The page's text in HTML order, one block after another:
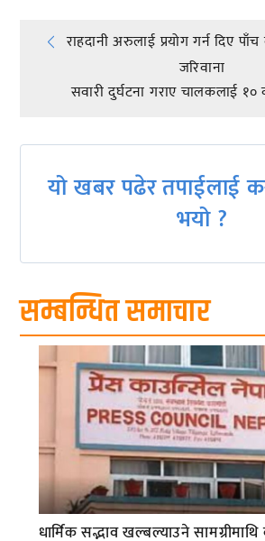
Post
navigation
राहदानी अरुलाई प्रयोग गर्न दिए
जरिवाना
सवारी दुर्घटना गराए चालकलाई १०
यो खबर पढेर तपाईलाई
भयो ?
सम्बन्धित समाचार
धार्मिक सद्भाव खल्बल्याउने